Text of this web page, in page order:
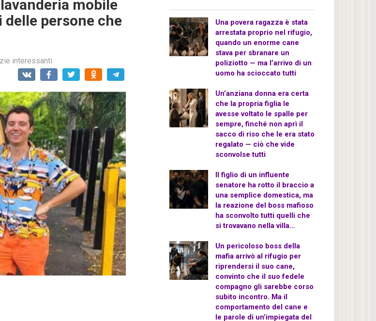
mobile
persone che
interessanti
Una povera ragazza è stata
arrestata proprio nel rifugio,
quando un enorme cane
stava per sbranare un
poliziotto — ma l’arrivo di un
uomo ha scioccato tutti
Un’anziana donna era certa
che la propria figlia le
avesse voltato le spalle per
sempre, finché non aprì il
sacco di riso che le era stato
regalato — ciò che vide
sconvolse tutti
Il figlio di un influente
senatore ha rotto il braccio a
una semplice domestica, ma
la reazione del boss mafioso
ha sconvolto tutti quelli che
si trovavano nella villa…
Un pericoloso boss della
mafia arrivò al rifugio per
riprendersi il suo cane,
convinto che il suo fedele
compagno gli sarebbe corso
subito incontro. Ma il
comportamento del cane e
le parole di un’impiegata del